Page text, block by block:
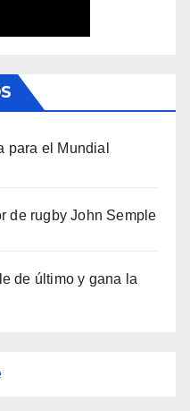
para el Mundial
de rugby John Semple
de último y gana la